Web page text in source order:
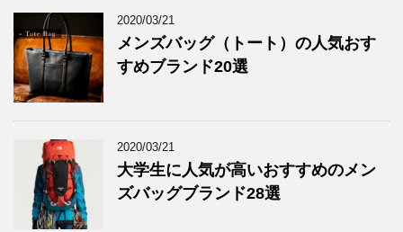
2020/03/21
メンズバッグ（トート）の人気おす
すめブランド20選
2020/03/21
大学生に人気が高いおすすめのメン
ズバッグブランド28選